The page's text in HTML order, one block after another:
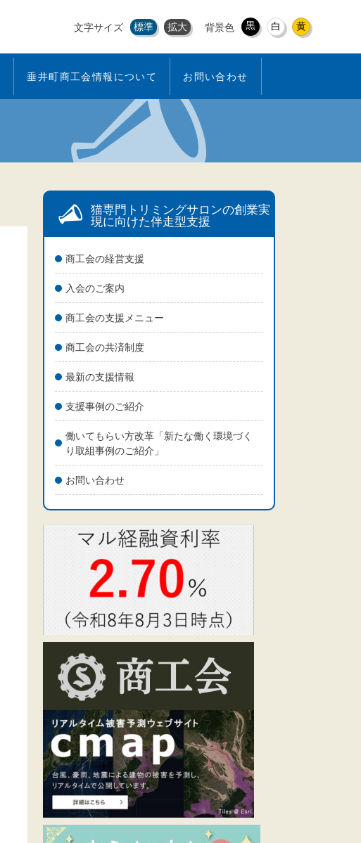
文字サイズ 標準 拡大 背景色 黒 白 黄
垂井町商工会情報について お問い合わせ
猫専門トリミングサロンの創業実
現に向けた伴走型支援
商工会の経営支援
入会のご案内
商工会の支援メニュー
商工会の共済制度
最新の支援情報
支援事例のご紹介
働いてもらい方改革「新たな働く環境づく
り取組事例のご紹介」
お問い合わせ